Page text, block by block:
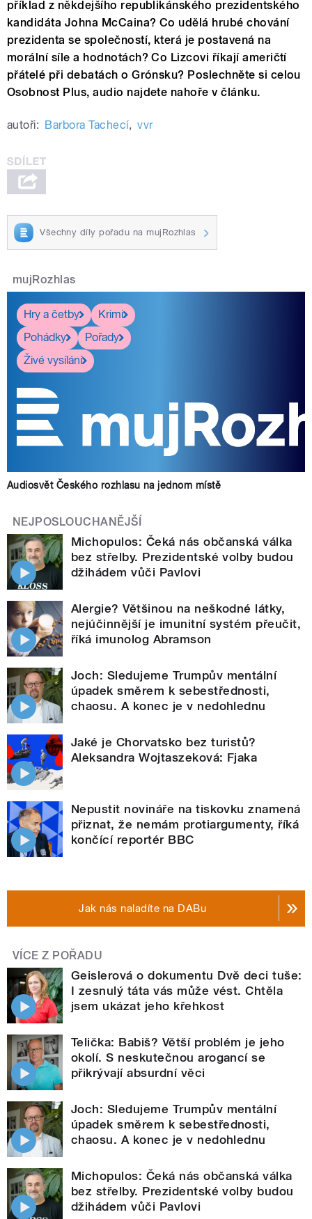
příklad z někdejšího republikánského prezidentského
kandidáta Johna McCaina? Co udělá hrubé chování
prezidenta se společností, která je postavená na
morální síle a hodnotách? Co Lizcovi říkají američtí
přátelé při debatách o Grónsku? Poslechněte si celou
Osobnost Plus, audio najdete nahoře v článku.
autoři: Barbora Tachecí, vvr
Všechny díly pořadu na mujRozhlas
mujRozhlas
Hry a četby
Krimi
Pohádky
Pořady
Živé vysílání
Audiosvět Českého rozhlasu na jednom místě
NEJPOSLOUCHANĚJŠÍ
Michopulos: Čeká nás občanská válka
bez střelby. Prezidentské volby budou
džihádem vůči Pavlovi
Alergie? Většinou na neškodné látky,
nejúčinnější je imunitní systém přeučit,
říká imunolog Abramson
Joch: Sledujeme Trumpův mentální
úpadek směrem k sebestřednosti,
chaosu. A konec je v nedohlednu
Jaké je Chorvatsko bez turistů?
Aleksandra Wojtaszeková: Fjaka
Nepustit novináře na tiskovku znamená
přiznat, že nemám protiargumenty, říká
končící reportér BBC
Jak nás naladíte na DABu
VÍCE Z POŘADU
Geislerová o dokumentu Dvě deci tuše:
I zesnulý táta vás může vést. Chtěla
jsem ukázat jeho křehkost
Telička: Babiš? Větší problém je jeho
okolí. S neskutečnou arogancí se
přikrývají absurdní věci
Joch: Sledujeme Trumpův mentální
úpadek směrem k sebestřednosti,
chaosu. A konec je v nedohlednu
Michopulos: Čeká nás občanská válka
bez střelby. Prezidentské volby budou
džihádem vůči Pavlovi